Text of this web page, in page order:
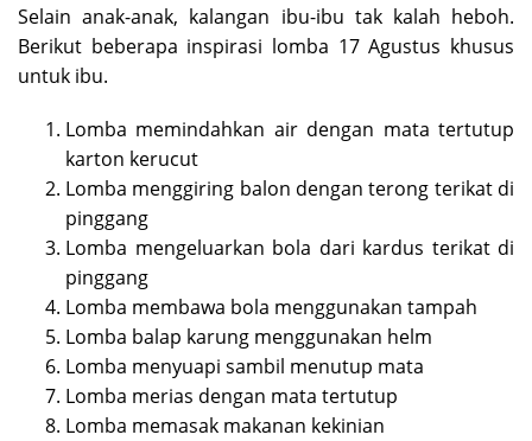
Selain anak-anak, kalangan ibu-ibu tak kalah heboh.
Berikut beberapa inspirasi lomba 17 Agustus khusus
untuk ibu.
Lomba memindahkan air dengan mata tertutup
karton kerucut
Lomba menggiring balon dengan terong terikat di
pinggang
Lomba mengeluarkan bola dari kardus terikat di
pinggang
Lomba membawa bola menggunakan tampah
Lomba balap karung menggunakan helm
Lomba menyuapi sambil menutup mata
Lomba merias dengan mata tertutup
Lomba memasak makanan kekinian